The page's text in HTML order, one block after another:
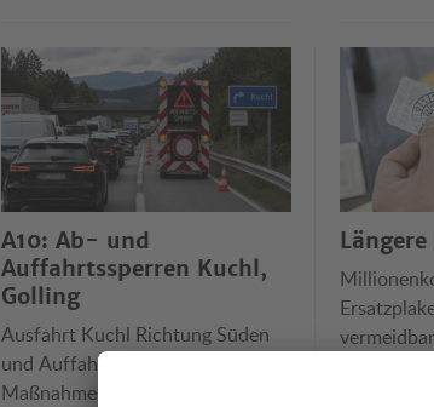
A10: Ab- und
Auffahrtssperren Kuchl,
Golling
Ausfahrt Kuchl Richtung Süden
und Auffahrten Golling betroffen,
Maßnahme gilt auch für